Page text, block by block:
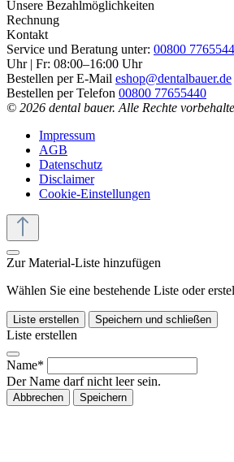
Unsere Bezahlmöglichkeiten
Rechnung
Kontakt
Service und Beratung unter: 00800
Uhr | Fr: 08:00–16:00 Uhr
Bestellen per E-Mail eshop@dentalbauer.de
Bestellen per Telefon 00800 77655440
© 2026 dental bauer. Alle Rechte
Impressum
AGB
Datenschutz
Disclaimer
Cookie-Einstellungen
Zur Material-Liste hinzufügen
Wählen Sie eine bestehende Liste oder
Liste erstellen Speichern und schließen
Liste erstellen
Name*
Der Name darf nicht leer sein.
Abbrechen Speichern